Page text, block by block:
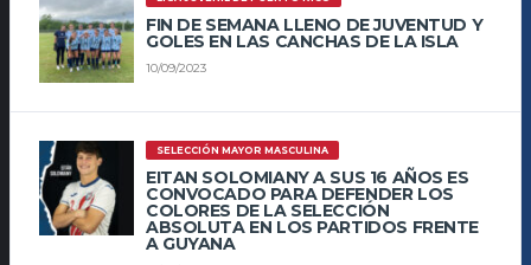
FIN DE SEMANA LLENO DE JUVENTUD Y
GOLES EN LAS CANCHAS DE LA ISLA
10/09/2023
SELECCIÓN MAYOR MASCULINA
EITAN SOLOMIANY A SUS 16 AÑOS ES
CONVOCADO PARA DEFENDER LOS
COLORES DE LA SELECCIÓN
ABSOLUTA EN LOS PARTIDOS FRENTE
A GUYANA